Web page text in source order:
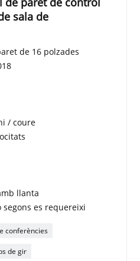
sala de
de 16 polzades
/ coure
llanta
es requereixi
conferències
de gir